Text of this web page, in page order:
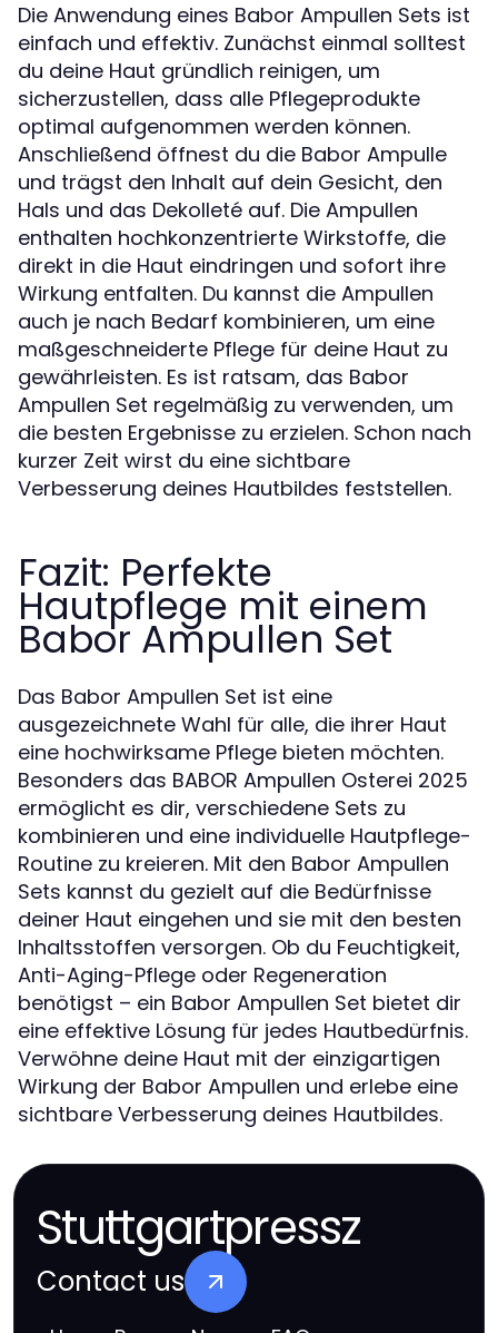
Die Anwendung eines Babor Ampullen Sets ist
einfach und effektiv. Zunächst einmal solltest
du deine Haut gründlich reinigen, um
sicherzustellen, dass alle Pflegeprodukte
optimal aufgenommen werden können.
Anschließend öffnest du die Babor Ampulle
und trägst den Inhalt auf dein Gesicht, den
Hals und das Dekolleté auf. Die Ampullen
enthalten hochkonzentrierte Wirkstoffe, die
direkt in die Haut eindringen und sofort ihre
Wirkung entfalten. Du kannst die Ampullen
auch je nach Bedarf kombinieren, um eine
maßgeschneiderte Pflege für deine Haut zu
gewährleisten. Es ist ratsam, das Babor
Ampullen Set regelmäßig zu verwenden, um
die besten Ergebnisse zu erzielen. Schon nach
kurzer Zeit wirst du eine sichtbare
Verbesserung deines Hautbildes feststellen.
Fazit: Perfekte
Hautpflege mit einem
Babor Ampullen Set
Das Babor Ampullen Set ist eine
ausgezeichnete Wahl für alle, die ihrer Haut
eine hochwirksame Pflege bieten möchten.
Besonders das BABOR Ampullen Osterei 2025
ermöglicht es dir, verschiedene Sets zu
kombinieren und eine individuelle Hautpflege-
Routine zu kreieren. Mit den Babor Ampullen
Sets kannst du gezielt auf die Bedürfnisse
deiner Haut eingehen und sie mit den besten
Inhaltsstoffen versorgen. Ob du Feuchtigkeit,
Anti-Aging-Pflege oder Regeneration
benötigst – ein Babor Ampullen Set bietet dir
eine effektive Lösung für jedes Hautbedürfnis.
Verwöhne deine Haut mit der einzigartigen
Wirkung der Babor Ampullen und erlebe eine
sichtbare Verbesserung deines Hautbildes.
Stuttgartpressz
Contact us